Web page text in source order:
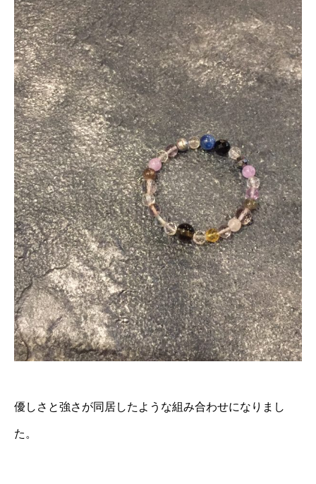
優しさと強さが同居したような組み合わせになりまし
た。